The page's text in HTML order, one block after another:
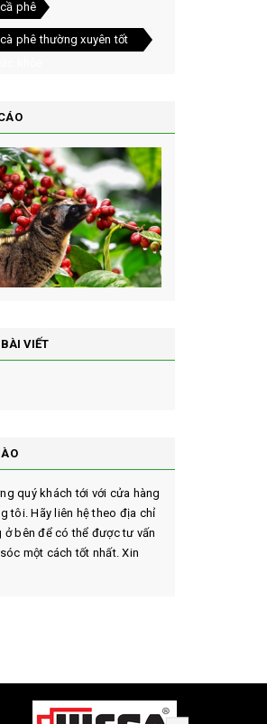
phê
phê thường xuyên tốt
VIẾT
quý khách tới với cửa hàng
tôi. Hãy liên hệ theo địa chỉ
ở bên để có thể được tư vấn
một cách tốt nhất. Xin